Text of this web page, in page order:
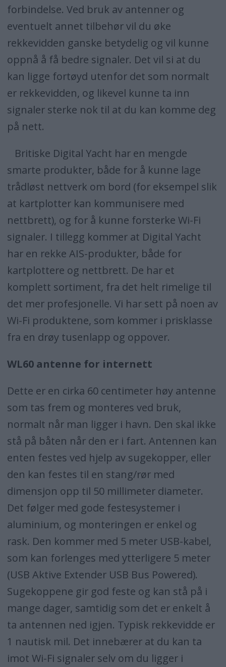
forbindelse. Ved bruk av antenner og
eventuelt annet tilbehør vil du øke
rekkevidden ganske betydelig og vil kunne
oppnå å få bedre signaler. Det vil si at du
kan ligge fortøyd utenfor det som normalt
er rekkevidden, og likevel kunne ta inn
signaler sterke nok til at du kan komme deg
på nett.
Britiske Digital Yacht har en mengde
smarte produkter, både for å kunne lage
trådløst nettverk om bord (for eksempel slik
at kartplotter kan kommunisere med
nettbrett), og for å kunne forsterke Wi-Fi
signaler. I tillegg kommer at Digital Yacht
har en rekke AIS-produkter, både for
kartplottere og nettbrett. De har et
komplett sortiment, fra det helt rimelige til
det mer profesjonelle. Vi har sett på noen av
Wi-Fi produktene, som kommer i prisklasse
fra en drøy tusenlapp og oppover.
WL60 antenne for internett
Dette er en cirka 60 centimeter høy antenne
som tas frem og monteres ved bruk,
normalt når man ligger i havn. Den skal ikke
stå på båten når den er i fart. Antennen kan
enten festes ved hjelp av sugekopper, eller
den kan festes til en stang/rør med
dimensjon opp til 50 millimeter diameter.
Det følger med gode festesystemer i
aluminium, og monteringen er enkel og
rask. Den kommer med 5 meter USB-kabel,
som kan forlenges med ytterligere 5 meter
(USB Aktive Extender USB Bus Powered).
Sugekoppene gir god feste og kan stå på i
mange dager, samtidig som det er enkelt å
ta antennen ned igjen. Typisk rekkevidde er
1 nautisk mil. Det innebærer at du kan ta
imot Wi-Fi signaler selv om du ligger i